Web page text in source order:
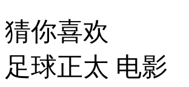
猜你喜欢
足球正太 电影